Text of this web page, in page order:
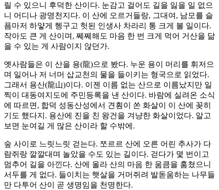
릴 수 있으니 후덕한 산이다. 눈감고 걸어도 길을 잃을 일 없으
니 어디나 광명천지다. 이 산에 오르거들랑, 그대여, 남모를 슬
픔마저 하얗게 헹구고 헛된 인생사 차라리 통 크게 볼 일이다.
작아도 큰 게 산이며, 쩨쩨해도 마음 한 번 크게 먹어 거산을 닮
을 수 있는 게 사람이지 않던가.
옛사람들은 이 산을 용(龍)으로 봤다. 누운 용이 머리를 휘저으
며 일어나 저 너머 삽교천의 물을 들이키는 형국으로 읽었다.
그래서 용산(龍山)이다. 이젠 이름 없는 산으로 이름났지만 일
찍이 대동여지도에 주민등록을 낸 산이다. 바람에 실려온 소식
에 따르면, 합덕 성동산성에서 견훤이 쏜 화살이 이 산에 꽂히
기도 했다지. 용산에 진을 친 왕건을 겨냥한 화살이었다. 알고
보면 눈여길 게 많은 산이라 할 수밖에.
숲 사이로 느릿느릿 걷는다. 쪼르르 산에 오른 어린 추사가 다
람쥐랑 깔깔대며 놀았을 수도 있는 길이다. 걷다가 몇 번이고
멈추어 길을 아낀다. 산에 올라 산의 마음 한 움큼을 훔쳤으니
서두를 게 없다. 들이치는 햇살을 거머쥐려 발돋움하는 나무들
만 다투어 산이 곧 생명임을 천명한다.